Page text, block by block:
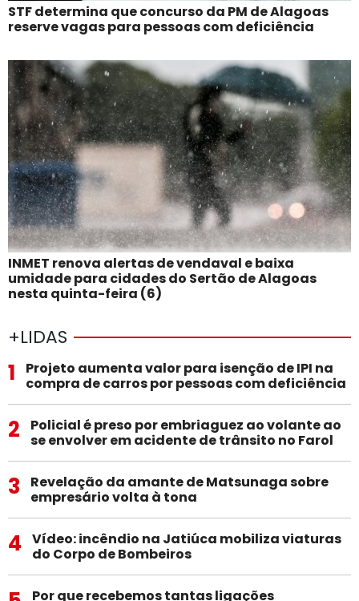
STF determina que concurso da PM de Alagoas
reserve vagas para pessoas com deficiência
INMET renova alertas de vendaval e baixa
umidade para cidades do Sertão de Alagoas
nesta quinta-feira (6)
+LIDAS
1
Projeto aumenta valor para isenção de IPI na
compra de carros por pessoas com deficiência
2
Policial é preso por embriaguez ao volante ao
se envolver em acidente de trânsito no Farol
3
Revelação da amante de Matsunaga sobre
empresário volta à tona
4
Vídeo: incêndio na Jatiúca mobiliza viaturas
do Corpo de Bombeiros
Por que recebemos tantas ligações